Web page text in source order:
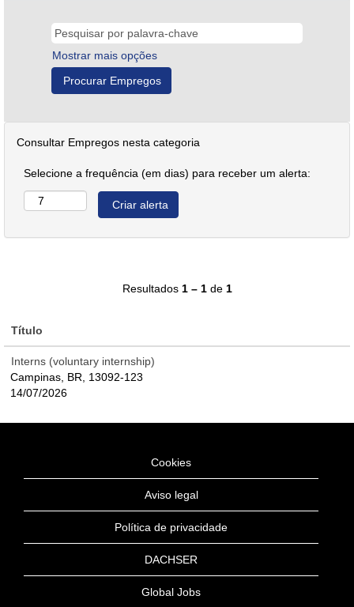
Mostrar mais opções
Consultar Empregos nesta categoria
Selecione a frequência (em dias) para receber um alerta:
Resultados 1 – 1de 1
Título
Interns (voluntary internship)
Campinas, BR, 13092-123
14/07/2026
Cookies
Aviso legal
Política de privacidade
DACHSER
Global Jobs